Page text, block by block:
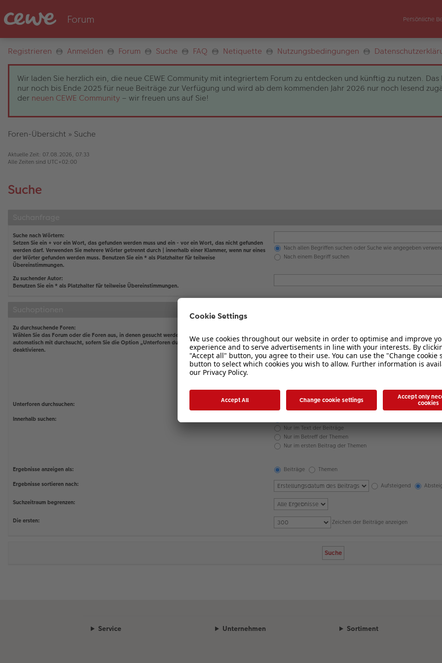
Persönliche
Registrieren Anmelden Forum Suche FAQ Netiquette Nutzungsbedingungen
Wir laden Sie herzlich ein, die neue CEWE Community mit integriertem Forum zu entdecken und künftig zu nutzen.
nur noch bis Ende 2025 für neue Beiträge zur Verfügung und wird ab dem kommenden Jahr 2026 nur noch lesend
der neuen CEWE Community – wir freuen uns auf Sie!
Foren-Übersicht » Suche
Aktuelle Zeit: 07.08.2026, 07:33
Alle Zeiten sind UTC+02:00
Suche
Suche nach Wörtern:
Setzen Sie ein + vor ein Wort, das gefunden werden muss und ein - vor ein Wort, das nicht gefunden
werden darf. Verwenden Sie mehrere Wörter getrennt durch
innerhalb einer Klammer, wenn nur eines
der Wörter gefunden werden muss. Benutzen Sie ein * als Platzhalter für teilweise
Übereinstimmungen.
Nach allen Begriffen suchen oder Suche wie angegeben
Nach einem Begriff suchen
Zu suchender Autor:
Benutzen Sie ein * als Platzhalter für teilweise Übereinstimmungen.
Zu durchsuchende Foren:
Wählen Sie das Forum oder die Foren aus, in denen gesucht werden soll. Unterforen werden
automatisch mit durchsucht, sofern Sie die Option „Unterforen durchsuchen“ unten nicht
deaktivieren.
Unterforen durchsuchen:
Nein
Innerhalb suchen:
Nur im Text der Beiträge
Nur im Betreff der Themen
Nur im ersten Beitrag der Themen
Ergebnisse anzeigen als: Beiträge
Themen
Ergebnisse sortieren nach:
Aufsteigend
Suchzeitraum begrenzen:
Die ersten: Zeichen der Beiträge anzeigen
Service Unternehmen Sortiment